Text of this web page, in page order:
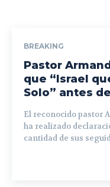
BREAKING
Pastor
que “Israel
Solo” antes
El reconocido pastor
ha realizado